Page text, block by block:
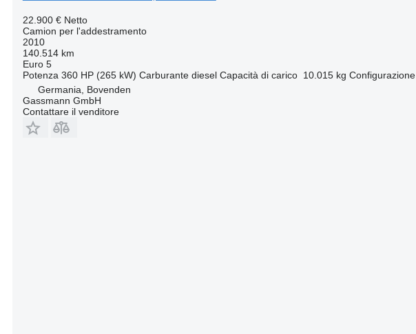
22.900 € Netto
Camion per l'addestramento
2010
140.514 km
Euro 5
Potenza 360 HP (265 kW) Carburante diesel Capacità di carico 10.015 kg Configurazione
Germania, Bovenden
Gassmann GmbH
Contattare il venditore